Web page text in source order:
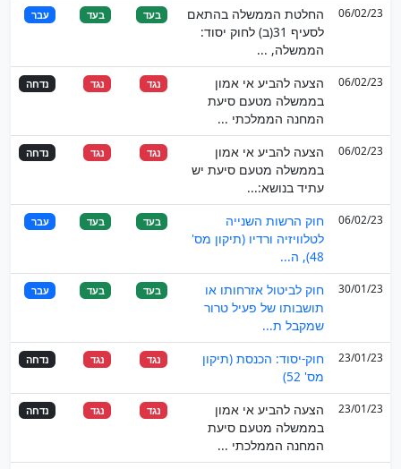
06/02/23
החלטת הממשלה בהתאם
לסעיף 31(ב) לחוק יסוד:
הממשלה, ...
בעד בעד עבר
06/02/23
הצעה להביע אי אמון
בממשלה מטעם סיעת
המחנה הממלכתי ...
נגד נגד נדחה
06/02/23
הצעה להביע אי אמון
בממשלה מטעם סיעת יש
עתיד בנושא:...
נגד נגד נדחה
06/02/23
חוק הרשות השנייה
לטלוויזיה ורדיו (תיקון מס'
48), ה...
בעד בעד עבר
30/01/23
חוק לביטול אזרחותו או
תושבותו של פעיל טרור
שמקבל ת...
בעד בעד עבר
23/01/23
חוק-יסוד: הכנסת (תיקון
מס' 52)
נגד נגד נדחה
23/01/23
הצעה להביע אי אמון
בממשלה מטעם סיעת
המחנה הממלכתי ...
נגד נגד נדחה